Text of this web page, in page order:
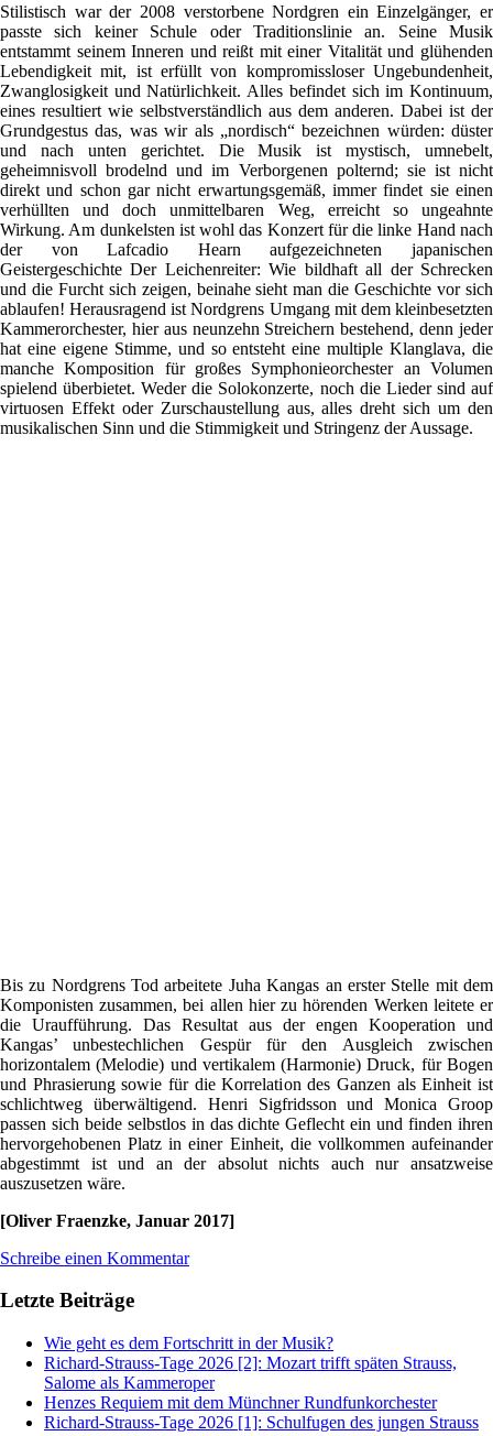
Stilistisch war der 2008 verstorbene Nordgren ein Einzelgänger, er
passte sich keiner Schule oder Traditionslinie an. Seine Musik
entstammt seinem Inneren und reißt mit einer Vitalität und glühenden
Lebendigkeit mit, ist erfüllt von kompromissloser Ungebundenheit,
Zwanglosigkeit und Natürlichkeit. Alles befindet sich im Kontinuum,
eines resultiert wie selbstverständlich aus dem anderen. Dabei ist der
Grundgestus das, was wir als „nordisch“ bezeichnen würden: düster
und nach unten gerichtet. Die Musik ist mystisch, umnebelt,
geheimnisvoll brodelnd und im Verborgenen polternd; sie ist nicht
direkt und schon gar nicht erwartungsgemäß, immer findet sie einen
verhüllten und doch unmittelbaren Weg, erreicht so ungeahnte
Wirkung. Am dunkelsten ist wohl das Konzert für die linke Hand nach
der von Lafcadio Hearn aufgezeichneten japanischen
Geistergeschichte Der Leichenreiter: Wie bildhaft all der Schrecken
und die Furcht sich zeigen, beinahe sieht man die Geschichte vor sich
ablaufen! Herausragend ist Nordgrens Umgang mit dem kleinbesetzten
Kammerorchester, hier aus neunzehn Streichern bestehend, denn jeder
hat eine eigene Stimme, und so entsteht eine multiple Klanglava, die
manche Komposition für großes Symphonieorchester an Volumen
spielend überbietet. Weder die Solokonzerte, noch die Lieder sind auf
virtuosen Effekt oder Zurschaustellung aus, alles dreht sich um den
musikalischen Sinn und die Stimmigkeit und Stringenz der Aussage.
Bis zu Nordgrens Tod arbeitete Juha Kangas an erster Stelle mit dem
Komponisten zusammen, bei allen hier zu hörenden Werken leitete er
die Uraufführung. Das Resultat aus der engen Kooperation und
Kangas’ unbestechlichen Gespür für den Ausgleich zwischen
horizontalem (Melodie) und vertikalem (Harmonie) Druck, für Bogen
und Phrasierung sowie für die Korrelation des Ganzen als Einheit ist
schlichtweg überwältigend. Henri Sigfridsson und Monica Groop
passen sich beide selbstlos in das dichte Geflecht ein und finden ihren
hervorgehobenen Platz in einer Einheit, die vollkommen aufeinander
abgestimmt ist und an der absolut nichts auch nur ansatzweise
auszusetzen wäre.
[Oliver Fraenzke, Januar 2017]
Schreibe einen Kommentar
Letzte Beiträge
Wie geht es dem Fortschritt in der Musik?
Richard-Strauss-Tage 2026 [2]: Mozart trifft späten Strauss,
Salome als Kammeroper
Henzes Requiem mit dem Münchner Rundfunkorchester
Richard-Strauss-Tage 2026 [1]: Schulfugen des jungen Strauss